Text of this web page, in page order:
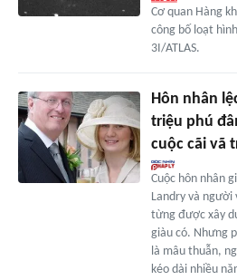
Cơ quan Hàng
công bố loạt
3I/ATLAS.
Hôn nhân
triệu phú
cuộc cãi vã
Cuộc hôn nhân
Landry và người
từng được xây
giàu có. Nhưng
là mâu thuẫn,
kéo dài nhiều